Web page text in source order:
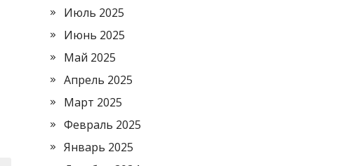
Июль 2025
Июнь 2025
Май 2025
Апрель 2025
Март 2025
Февраль 2025
Январь 2025